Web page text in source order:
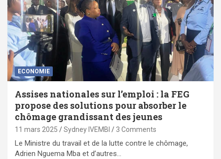
ECONOMIE
Assises nationales sur l’emploi : la FEG
propose des solutions pour absorber le
chômage grandissant des jeunes
11 mars 2025 Sydney IVEMBI 3 Comments
Le Ministre du travail et de la lutte contre le chômage,
Adrien Nguema Mba et d’autres…